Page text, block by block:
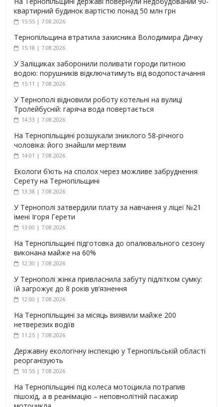
квартирний будинок вартістю понад 50 млн грн
15:55 | 7.08.2026
Тернопільщина втратила захисника Володимира Дичку
15:18 | 7.08.2026
У Заліщиках заборонили поливати городи питною
водою: порушників відключатимуть від водопостачання
15:11 | 7.08.2026
У Тернополі відновили роботу котельні на вулиці
Тролейбусній: гаряча вода повертається
14:33 | 7.08.2026
На Тернопільщині розшукали зниклого 58-річного
чоловіка: його знайшли мертвим
14:01 | 7.08.2026
Екологи б’ють на сполох через можливе забруднення
Серету на Тернопільщині
13:38 | 7.08.2026
У Тернополі затвердили плату за навчання у ліцеї №21
імені Ігоря Герети
13:00 | 7.08.2026
На Тернопільщині підготовка до опалювального сезону
виконана майже на 60%
12:30 | 7.08.2026
У Тернополі жінка привласнила забуту підлітком сумку:
їй загрожує до 8 років ув’язнення
12:00 | 7.08.2026
На Тернопільщині за місяць виявили майже 200
нетверезих водіїв
11:25 | 7.08.2026
Державну екологічну інспекцію у Тернопільській області
реорганізують
10:55 | 7.08.2026
На Тернопільщині під колеса мотоцикла потрапив
пішохід, а в реанімацію – неповнолітній пасажир